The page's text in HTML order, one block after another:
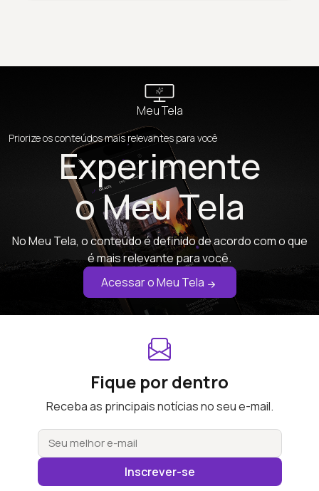
Meu Tela
Priorize os conteúdos mais relevantes para você
Experimente
o Meu Tela
No Meu Tela, o conteúdo é definido de acordo com o que
é mais relevante para você.
Acessar o Meu Tela
Fique por dentro
Receba as principais notícias no seu e-mail.
Inscrever-se